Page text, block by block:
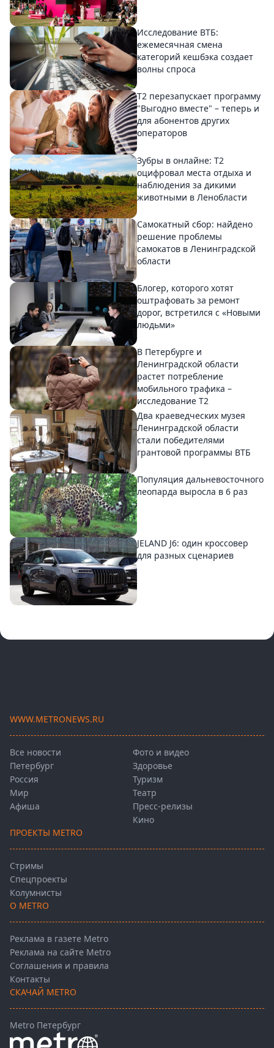
Исследование ВТБ:
ежемесячная смена
категорий кешбэка создает
волны спроса
Т2 перезапускает программу
"Выгодно вместе" – теперь и
для абонентов других
операторов
Зубры в онлайне: Т2
оцифровал места отдыха и
наблюдения за дикими
животными в Ленобласти
Самокатный сбор: найдено
решение проблемы
самокатов в Ленинградской
области
Блогер, которого хотят
оштрафовать за ремонт
дорог, встретился с «Новыми
людьми»
В Петербурге и
Ленинградской области
растет потребление
мобильного трафика –
исследование T2
Два краеведческих музея
Ленинградской области
стали победителями
грантовой программы ВТБ
Популяция дальневосточного
леопарда выросла в 6 раз
JELAND J6: один кроссовер
для разных сценариев
WWW.METRONEWS.RU
Все новости
Петербург
Россия
Мир
Афиша
Фото и видео
Здоровье
Туризм
Театр
Пресс-релизы
Кино
ПРОЕКТЫ METRO
Стримы
Спецпроекты
Колумнисты
О METRO
Реклама в газете Metro
Реклама на сайте Metro
Соглашения и правила
Контакты
СКАЧАЙ METRO
Metro Петербург